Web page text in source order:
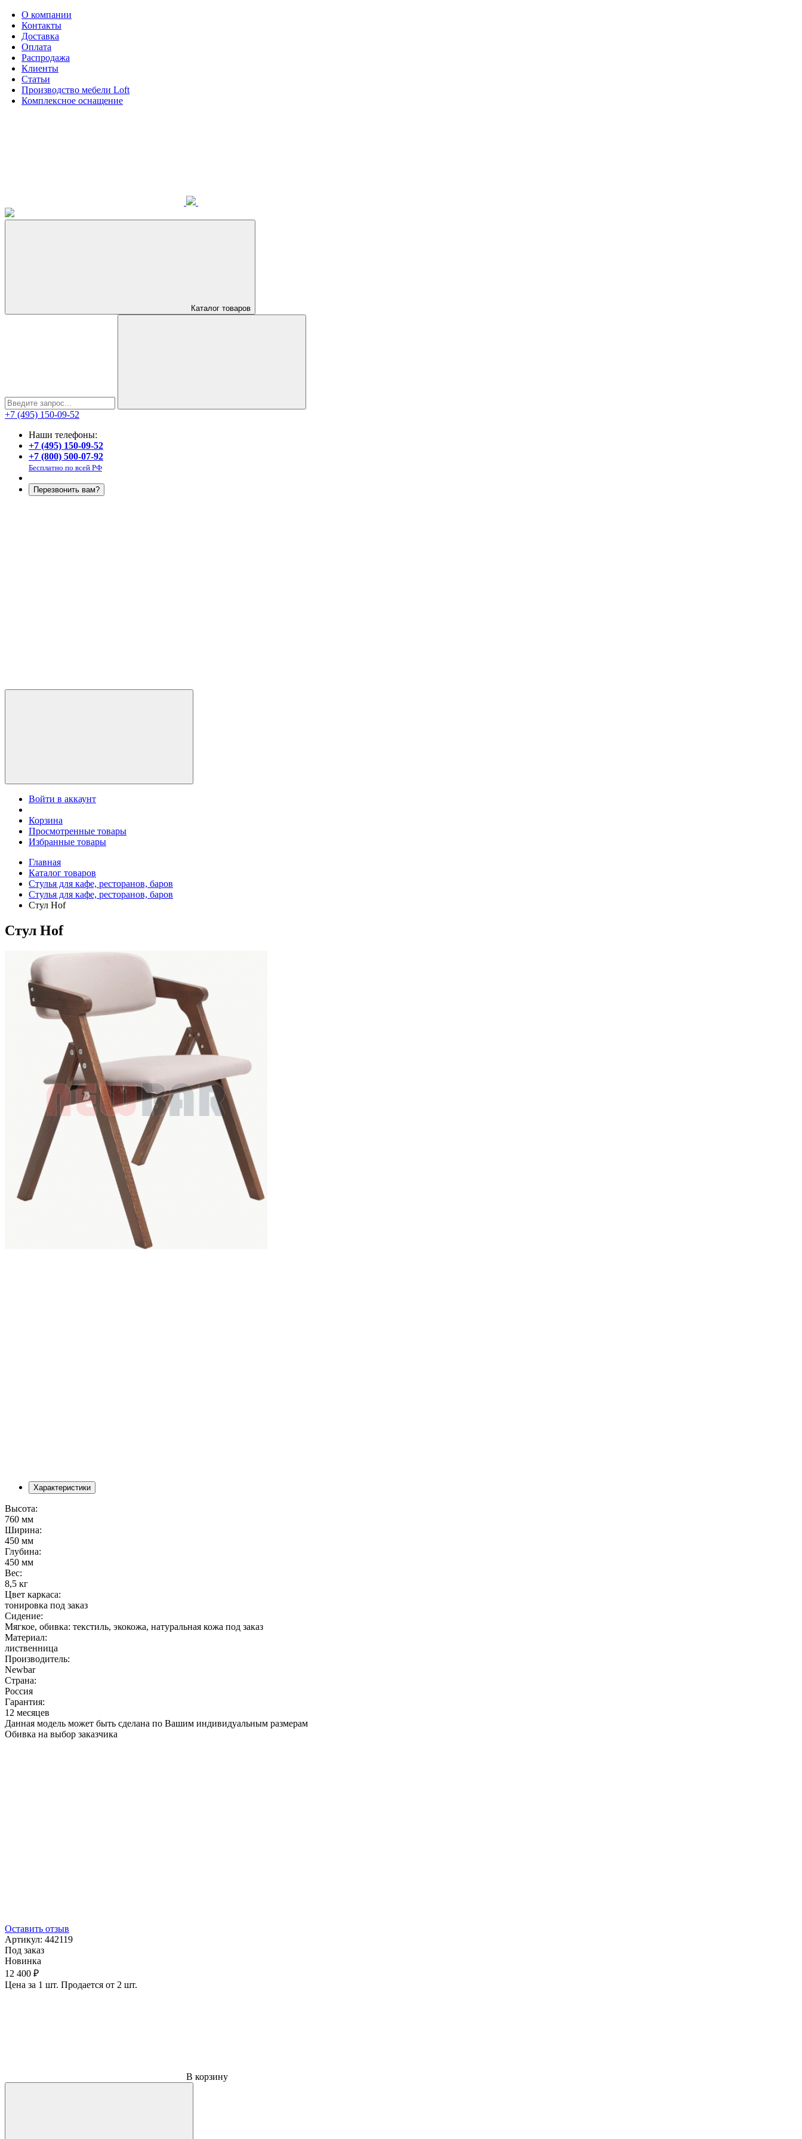
О компании
Контакты
Доставка
Оплата
Распродажа
Клиенты
Статьи
Производство мебели Loft
Комплексное оснащение
Каталог товаров
+7 (495) 150-09-52
Наши телефоны:
+7 (495) 150-09-52
+7 (800) 500-07-92
Бесплатно по всей РФ
Перезвонить вам?
Войти в аккаунт
Корзина
Просмотренные товары
Избранные товары
Главная
Каталог товаров
Стулья для кафе, ресторанов, баров
Стулья для кафе, ресторанов, баров
Стул Hof
Стул Hof
Характеристики
Высота:
760 мм
Ширина:
450 мм
Глубина:
450 мм
Вес:
8,5 кг
Цвет каркаса:
тонировка под заказ
Сидение:
Мягкое, обивка: текстиль, экокожа, натуральная кожа под заказ
Материал:
лиственница
Производитель:
Newbar
Страна:
Россия
Гарантия:
12 месяцев
Данная модель может быть сделана по Вашим индивидуальным размерам
Обивка на выбор заказчика
Оставить отзыв
Артикул: 442119
Под заказ
Новинка
12 400 ₽
Цена за 1 шт. Продается от 2 шт.
В корзину